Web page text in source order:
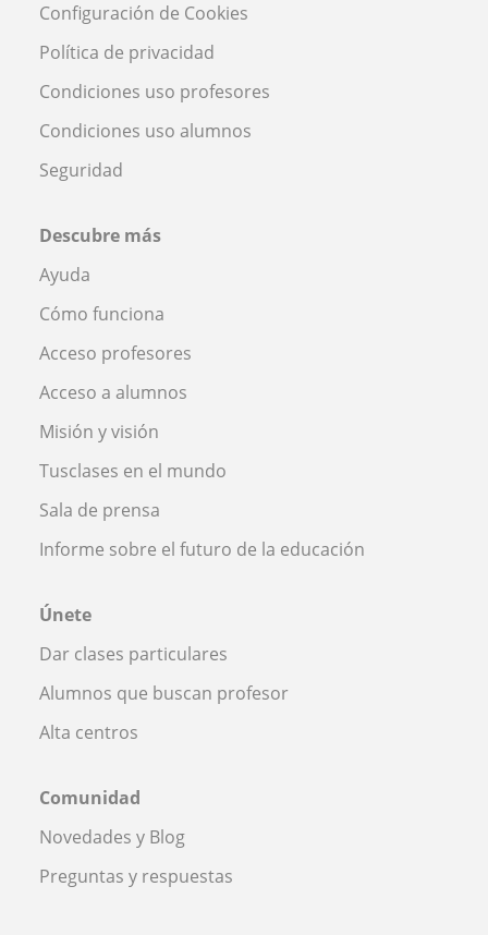
Configuración de Cookies
Política de privacidad
Condiciones uso profesores
Condiciones uso alumnos
Seguridad
Descubre más
Ayuda
Cómo funciona
Acceso profesores
Acceso a alumnos
Misión y visión
Tusclases en el mundo
Sala de prensa
Informe sobre el futuro de la educación
Únete
Dar clases particulares
Alumnos que buscan profesor
Alta centros
Comunidad
Novedades y Blog
Preguntas y respuestas